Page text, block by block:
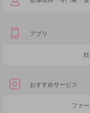
アプリ
おすすめサービス
ファ